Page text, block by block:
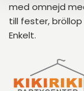
med omnejd
till fester,
Enkelt.